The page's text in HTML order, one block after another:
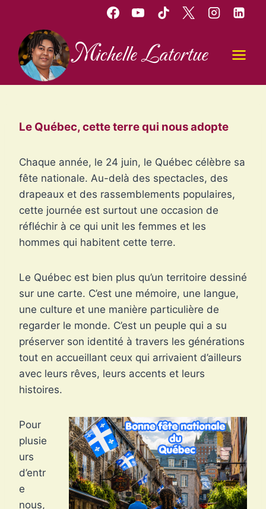
contenu
Michelle Latortue
Le Québec, cette terre qui nous adopte
Chaque année, le 24 juin, le Québec célèbre sa
fête nationale. Au-delà des spectacles, des
drapeaux et des rassemblements populaires,
cette journée est surtout une occasion de
réfléchir à ce qui unit les femmes et les
hommes qui habitent cette terre.
Le Québec est bien plus qu’un territoire dessiné
sur une carte. C’est une mémoire, une langue,
une culture et une manière particulière de
regarder le monde. C’est un peuple qui a su
préserver son identité à travers les générations
tout en accueillant ceux qui arrivaient d’ailleurs
avec leurs rêves, leurs accents et leurs
histoires.
Pour
plusie
urs
d’entr
e
nous,